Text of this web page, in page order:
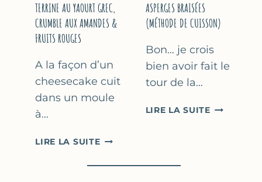
TERRINE AU YAOURT GREC,
CRUMBLE AUX AMANDES &
FRUITS ROUGES
A la façon d’un
cheesecake cuit
dans un moule
à…
LIRE LA SUITETERRINE
YAOURT
ASPERGES BRAISÉES
(MÉTHODE DE CUISSON)
Bon… je crois
bien avoir fait le
tour de la…
LIRE LA SUITEASPERGES